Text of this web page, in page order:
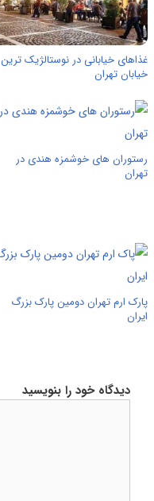
غذاهای خیابانی در نوستالژیک ترین
خیابان تهران
رستوران های خوشمزه هندی در
تهران
پارک ارم تهران دومین پارک بزرگ
ایران
دیدگاه خود را بنویسید